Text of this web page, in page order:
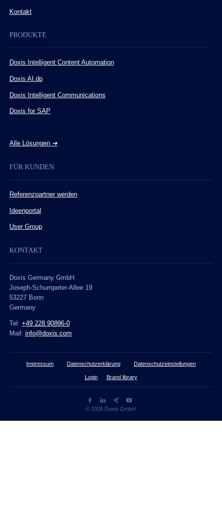
Kontakt
PRODUKTE
Doxis Intelligent Content Automation
Doxis AI.dp
Doxis Intelligent Communications
Doxis for SAP
Alle Lösungen ➔
FÜR KUNDEN
Referenzpartner werden
Ideenportal
User Group
KONTAKT
Doxis Germany GmbH
Joseph-Schumpeter-Allee 19
53227 Bonn
Germany
Tel: +49 228 90896-0
Mail: info@doxis.com
Impressum Datenschutzerklärung Datenschutzeinstellungen
Login Brand library
© 2026 Doxis GmbH